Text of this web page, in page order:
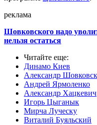
реклама
Шовковского надо
нельзя остаться
Читайте еще:
Динамо Киев
Александр
Андрей Ярмоленко
Александр Хацкевич
Игорь Цыганык
Мирча Луческу
Виталий Буяльский